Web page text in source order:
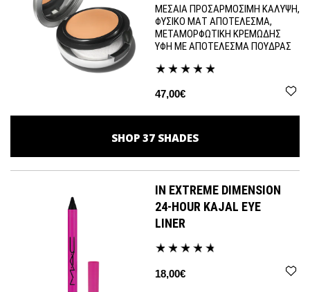
ΜΕΣΑΙΑ ΠΡΟΣΑΡΜΟΣΙΜΗ ΚΑΛΥΨΗ,
ΦΥΣΙΚΟ ΜΑΤ ΑΠΟΤΕΛΕΣΜΑ,
ΜΕΤΑΜΟΡΦΩΤΙΚΗ ΚΡΕΜΩΔΗΣ
ΥΦΗ ΜΕ ΑΠΟΤΕΛΕΣΜΑ ΠΟΥΔΡΑΣ
47,00€
SHOP 37 SHADES
IN EXTREME DIMENSION
24-HOUR KAJAL EYE
LINER
18,00€